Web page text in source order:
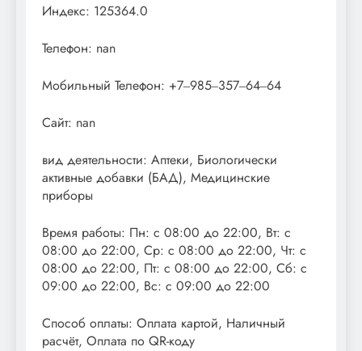
Индекс: 125364.0
Телефон: nan
Мобильный Телефон: +7‒985‒357‒64‒64
Сайт: nan
вид деятельности: Аптеки, Биологически
активные добавки (БАД), Медицинские
приборы
Время работы: Пн: с 08:00 до 22:00, Вт: с
08:00 до 22:00, Ср: с 08:00 до 22:00, Чт: с
08:00 до 22:00, Пт: с 08:00 до 22:00, Сб: с
09:00 до 22:00, Вс: с 09:00 до 22:00
Способ оплаты: Оплата картой, Наличный
расчёт, Оплата по QR-коду